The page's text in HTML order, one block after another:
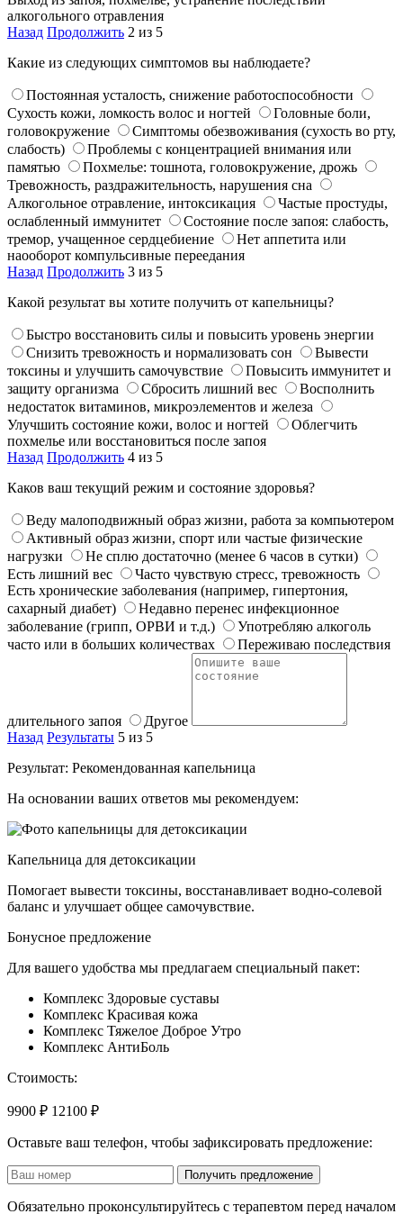
алкогольного отравления
Назад Продолжить 2 из 5
Какие из следующих симптомов вы наблюдаете?
Постоянная усталость, снижение работоспособности
Сухость кожи, ломкость волос и ногтей
Головные боли,
головокружение
Симптомы обезвоживания (сухость во рту,
слабость)
Проблемы с концентрацией внимания или
памятью
Похмелье: тошнота, головокружение, дрожь
Тревожность, раздражительность, нарушения сна
Алкогольное отравление, интоксикация
Частые простуды,
ослабленный иммунитет
Состояние после запоя: слабость,
тремор, учащенное сердцебиение
Нет аппетита или
наооборот компульсивные переедания
Назад Продолжить 3 из 5
Какой результат вы хотите получить от капельницы?
Быстро восстановить силы и повысить уровень энергии
Снизить тревожность и нормализовать сон
Вывести
токсины и улучшить самочувствие
Повысить иммунитет и
защиту организма
Сбросить лишний вес
Восполнить
недостаток витаминов, микроэлементов и железа
Улучшить состояние кожи, волос и ногтей
Облегчить
похмелье или восстановиться после запоя
Назад Продолжить 4 из 5
Каков ваш текущий режим и состояние здоровья?
Веду малоподвижный образ жизни, работа за компьютером
Активный образ жизни, спорт или частые физические
нагрузки
Не сплю достаточно (менее 6 часов в сутки)
Есть лишний вес
Часто чувствую стресс, тревожность
Есть хронические заболевания (например, гипертония,
сахарный диабет)
Недавно перенес инфекционное
заболевание (грипп, ОРВИ и т.д.)
Употребляю алкоголь
часто или в больших количествах
Переживаю последствия
длительного запоя
Другое
Назад Результаты 5 из 5
Результат: Рекомендованная капельница
На основании ваших ответов мы рекомендуем:
Капельница для детоксикации
Помогает вывести токсины, восстанавливает водно-солевой
баланс и улучшает общее самочувствие.
Бонусное предложение
Для вашего удобства мы предлагаем специальный пакет:
Комплекс Здоровые суставы
Комплекс Красивая кожа
Комплекс Тяжелое Доброе Утро
Комплекс АнтиБоль
Стоимость:
9900 ₽ 12100 ₽
Оставьте ваш телефон, чтобы зафиксировать предложение:
Получить предложение
Обязательно проконсультируйтесь с терапевтом перед началом